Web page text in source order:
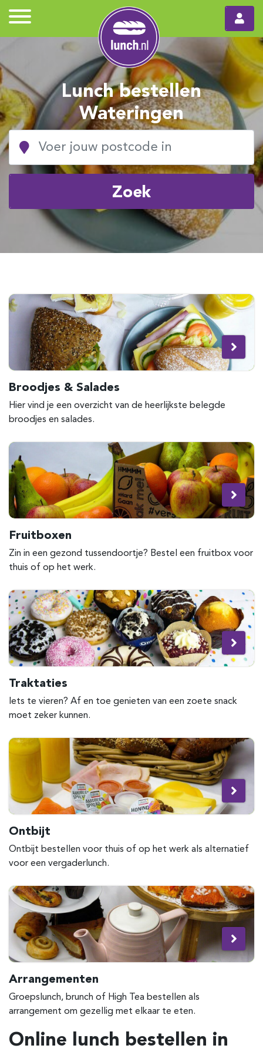
Lunch bestellen
Wateringen
Zoek
Broodjes & Salades
Hier vind je een overzicht van de heerlijkste belegde
broodjes en salades.
Fruitboxen
Zin in een gezond tussendoortje? Bestel een fruitbox voor
thuis of op het werk.
Traktaties
Iets te vieren? Af en toe genieten van een zoete snack
moet zeker kunnen.
Ontbijt
Ontbijt bestellen voor thuis of op het werk als alternatief
voor een vergaderlunch.
Arrangementen
Groepslunch, brunch of High Tea bestellen als
arrangement om gezellig met elkaar te eten.
Online lunch bestellen in